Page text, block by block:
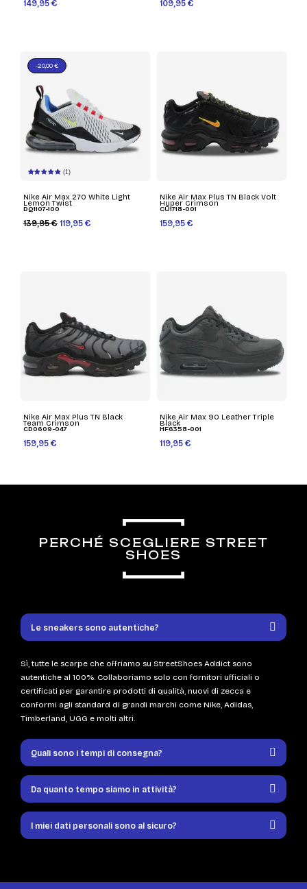
149,95 € 109,95 €
(1)
Nike Air Max 270 White Light
Lemon Twist
DQ1107-100
139,95 € 119,95 €
-20,00 €
Nike Air Max Plus TN Black Volt
Hyper Crimson
CU1718-001
159,95 €
Nike Air Max Plus TN Black
Team Crimson
CD0609-047
159,95 €
Nike Air Max 90 Leather Triple
Black
HF6358-001
119,95 €
PERCHÉ SCEGLIERE STREET
SHOES
Le sneakers sono autentiche?
Sì, tutte le scarpe che offriamo su StreetShoes Addict sono
autentiche al 100%. Collaboriamo solo con fornitori ufficiali o
certificati per garantire prodotti di qualità, nuovi di zecca e
conformi agli standard di grandi marchi come Nike, Adidas,
Timberland, UGG e molti altri.
Quali sono i tempi di consegna?
Da quanto tempo siamo in attività?
I miei dati personali sono al sicuro?